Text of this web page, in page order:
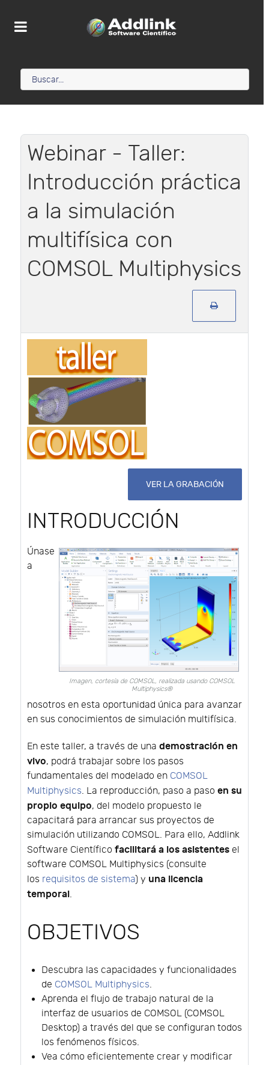
Webinar - Taller:
Introducción práctica
a la simulación
multifísica con
COMSOL Multiphysics
VER LA GRABACIÓN
INTRODUCCIÓN
Imagen, cortesía de COMSOL, realizada usando COMSOL
Multiphysics®
Únase
a
nosotros en esta oportunidad única para avanzar
en sus conocimientos de simulación multifísica.
En este taller, a través de una demostración en
vivo, podrá trabajar sobre los pasos
fundamentales del modelado en COMSOL
Multiphysics. La reproducción, paso a paso en su
propio equipo, del modelo propuesto le
capacitará para arrancar sus proyectos de
simulación utilizando COMSOL. Para ello, Addlink
Software Científico facilitará a los asistentes el
software COMSOL Multiphysics (consulte
los requisitos de sistema) y una licencia
temporal.
OBJETIVOS
Descubra las capacidades y funcionalidades
de COMSOL Multiphysics.
Aprenda el flujo de trabajo natural de la
interfaz de usuarios de COMSOL (COMSOL
Desktop) a través del que se configuran todos
los fenómenos físicos.
Vea cómo eficientemente crear y modificar